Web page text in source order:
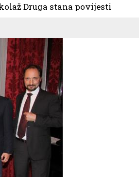
Druga stana povijesti